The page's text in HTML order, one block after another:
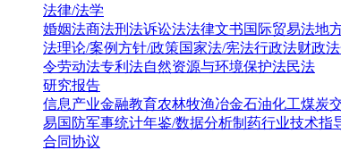
法律/法学
婚姻法商法刑法诉讼法法律文书国际贸易法地
法理论/案例方针/政策国家法/宪法行政法财政法
令劳动法专利法自然资源与环境保护法民法
研究报告
信息产业金融教育农林牧渔冶金石油化工煤炭
易国防军事统计年鉴/数据分析制药行业技术指
合同协议